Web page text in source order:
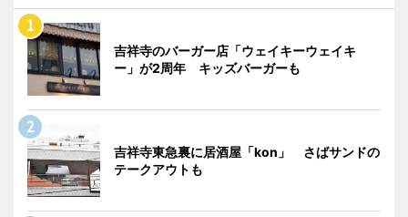
吉祥寺のバーガー店「ウェイキーウェイキ
ー」が2周年 キッズバーガーも
吉祥寺東急裏に居酒屋「kon」 さばサンドの
テークアウトも